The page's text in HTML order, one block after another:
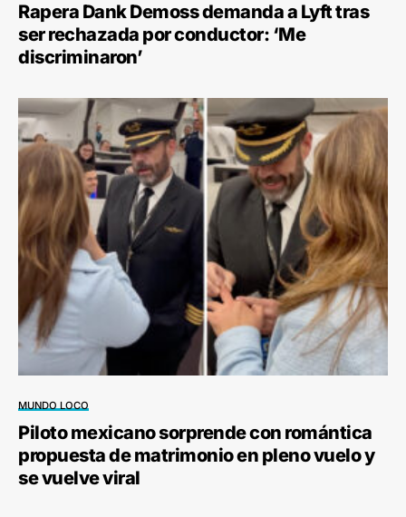
Rapera Dank Demoss demanda a Lyft tras
ser rechazada por conductor: ‘Me
discriminaron’
MUNDO LOCO
Piloto mexicano sorprende con romántica
propuesta de matrimonio en pleno vuelo y
se vuelve viral